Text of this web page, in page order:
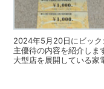
2024年5月20日にビック
主優待の内容を紹介しま
大型店を展開している家